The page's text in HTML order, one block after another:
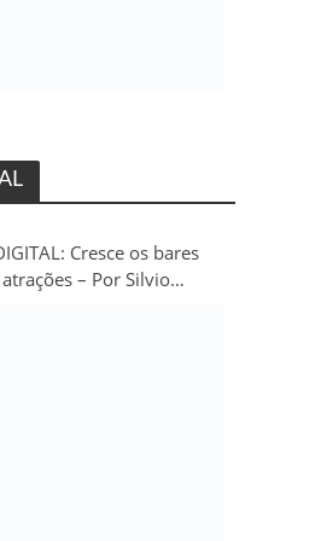
Cresce os bares
– Por Silvio